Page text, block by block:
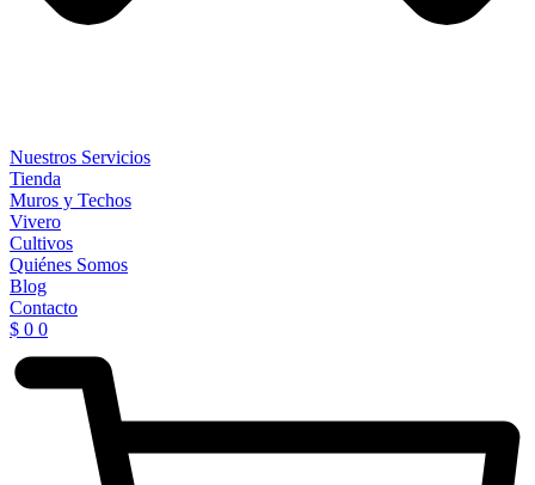
Nuestros Servicios
Tienda
Muros y Techos
Vivero
Cultivos
Quiénes Somos
Blog
Contacto
$ 0 0